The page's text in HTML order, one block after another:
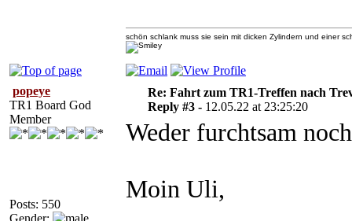
schön schlank muss sie sein mit dicken Zylindern und einer
popeye
TR1 Board God
Member
Posts: 550
Gender:
Re: Fahrt zum TR1-Treffen nach
Reply #3 - 12.05.22 at 23:25:20
Weder furchtsam
Moin Uli,